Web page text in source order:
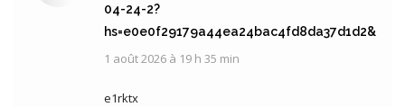
04-24-2?
hs=e0e0f29179a44ea24bac4fd8da37d1d2&
dit
1 août 2026 à 19 h 35 min
e1rktx